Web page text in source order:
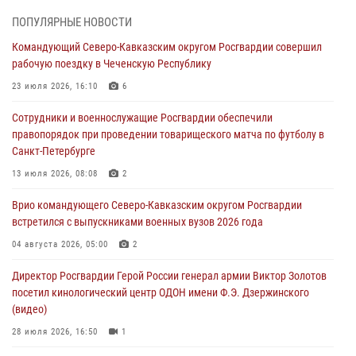
В Нижнем Новгороде состоялось Всероссийское совещание-
семинар по вопросам развития вневедомственной охраны
06 августа 2026, 14:47 10 1
В Брянске сотрудники и военнослужащие Росгвардии почтили
память Героя России Олега Визнюка
В кинологическом центре Уральского округа Росгвардии почтили
память товарищей, погибших при исполнении воинского долга
В Центральном округе Росгвардии прошли мероприятия к
108‑летию генерала армии И.К. Яковлева
06 августа 2026, 13:24
ПОПУЛЯРНЫЕ НОВОСТИ
Командующий Северо-Кавказским округом Росгвардии совершил
рабочую поездку в Чеченскую Республику
23 июля 2026, 16:10 6
Сотрудники и военнослужащие Росгвардии обеспечили
правопорядок при проведении товарищеского матча по футболу в
Санкт-Петербурге
13 июля 2026, 08:08 2
Врио командующего Северо-Кавказским округом Росгвардии
встретился с выпускниками военных вузов 2026 года
04 августа 2026, 05:00 2
Директор Росгвардии Герой России генерал армии Виктор Золотов
посетил кинологический центр ОДОН имени Ф.Э. Дзержинского
(видео)
28 июля 2026, 16:50 1